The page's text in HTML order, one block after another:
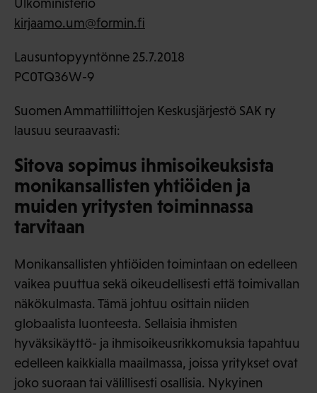
Ulkoministeriö
kirjaamo.um@formin.fi
Lausuntopyyntönne 25.7.2018
PC0TQ36W-9
Suomen Ammattiliittojen Keskusjärjestö SAK ry
lausuu seuraavasti:
Sitova sopimus ihmisoikeuksista
monikansallisten yhtiöiden ja
muiden yritysten toiminnassa
tarvitaan
Monikansallisten yhtiöiden toimintaan on edelleen
vaikea puuttua sekä oikeudellisesti että toimivallan
näkökulmasta. Tämä johtuu osittain niiden
globaalista luonteesta. Sellaisia ihmisten
hyväksikäyttö- ja ihmisoikeusrikkomuksia tapahtuu
edelleen kaikkialla maailmassa, joissa yritykset ovat
joko suoraan tai välillisesti osallisia. Nykyinen